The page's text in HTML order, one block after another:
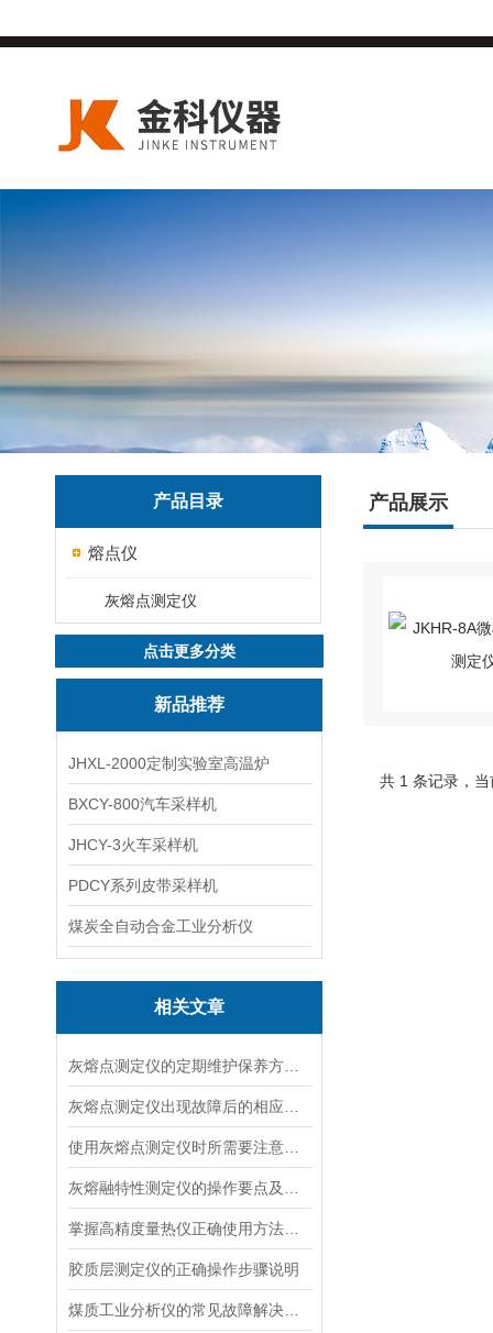
产品目录
熔点仪
灰熔点测定仪
点击更多分类
新品推荐
JHXL-2000定制实验室高温炉
BXCY-800汽车采样机
JHCY-3火车采样机
PDCY系列皮带采样机
煤炭全自动合金工业分析仪
相关文章
胶质层测定仪的正确操作步骤说明
产品展示
共 1 条记录，